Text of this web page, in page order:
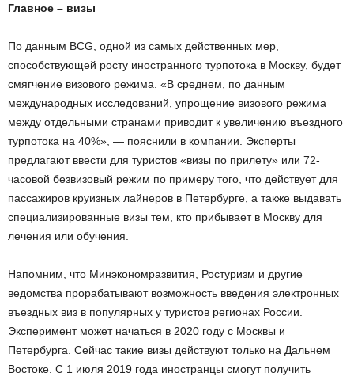
Главное – визы
По данным BCG, одной из самых действенных мер,
способствующей росту иностранного турпотока в Москву, будет
смягчение визового режима. «В среднем, по данным
международных исследований, упрощение визового режима
между отдельными странами приводит к увеличению въездного
турпотока на 40%», — пояснили в компании. Эксперты
предлагают ввести для туристов «визы по прилету» или 72-
часовой безвизовый режим по примеру того, что действует для
пассажиров круизных лайнеров в Петербурге, а также выдавать
специализированные визы тем, кто прибывает в Москву для
лечения или обучения.
Напомним, что Минэкономразвития, Ростуризм и другие
ведомства прорабатывают возможность введения электронных
въездных виз в популярных у туристов регионах России.
Эксперимент может начаться в 2020 году с Москвы и
Петербурга. Сейчас такие визы действуют только на Дальнем
Востоке. С 1 июля 2019 года иностранцы смогут получить